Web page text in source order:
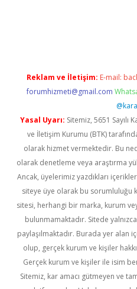
Reklam ve İletişim: E-mail:
forumhizmeti@gmail.com
Yasal Uyarı: Sitemiz, 5651 Sayılı
ve İletişim Kurumu (BTK)
olarak hizmet vermektedir. Bu
olarak denetleme veya araştırma
Ancak, üyelerimiz yazdıkları
siteye üye olarak bu sorumluluğu
sitesi, herhangi bir marka, kurum
bulunmamaktadır. Sitede
paylaşılmaktadır. Burada yer alan
olup, gerçek kurum ve kişiler
Gerçek kurum ve kişiler ile isim
Sitemiz, kar amacı gütmeyen ve